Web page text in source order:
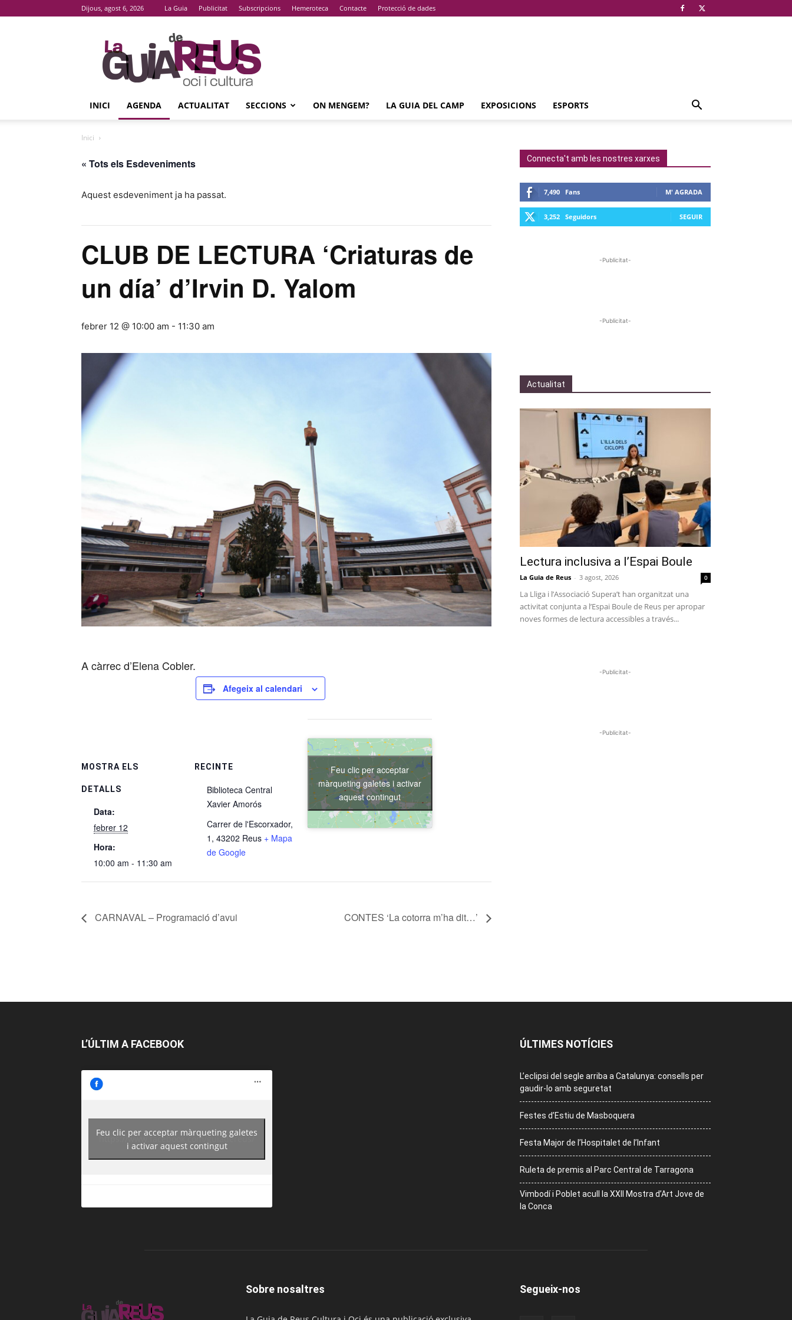
Dijous, agost 6, 2026 La Guia Publicitat Subscripcions Hemeroteca Contacte Protecció de dades
La
Guia
De
Reus
INICI AGENDA ACTUALITAT SECCIONS ON MENGEM? LA GUIA DEL CAMP EXPOSICIONS ESPORTS
Inici
« Tots els Esdeveniments
Aquest esdeveniment ja ha passat.
CLUB DE LECTURA ‘Criaturas de
un día’ d’Irvin D. Yalom
febrer 12 @ 10:00 am - 11:30 am
A càrrec d’Elena Cobler.
Afegeix al calendari
MOSTRA ELS
DETALLS
Data:
febrer 12
Hora:
10:00 am - 11:30 am
RECINTE
Biblioteca Central
Xavier Amorós
Carrer de l'Escorxador,
1, 43202 Reus + Mapa
de Google
Feu clic per acceptar
màrqueting galetes i activar
aquest contingut
CARNAVAL – Programació d’avui CONTES ‘La cotorra m’ha dit…’
Connecta't amb les nostres xarxes
7,490 Fans M' AGRADA
3,252 Seguidors SEGUIR
-Publicitat-
-Publicitat-
Actualitat
Lectura inclusiva a l’Espai Boule
La Guia de Reus - 3 agost, 2026 0
La Lliga i l’Associació Supera’t han organitzat una
activitat conjunta a l’Espai Boule de Reus per apropar
noves formes de lectura accessibles a través...
-Publicitat-
-Publicitat-
L’ÚLTIM A FACEBOOK
https://www.facebook.com/guiadereus/
Feu clic per acceptar màrqueting galetes
i activar aquest contingut
ÚLTIMES NOTÍCIES
L’eclipsi del segle arriba a Catalunya: consells per
gaudir-lo amb seguretat
Festes d’Estiu de Masboquera
Festa Major de l’Hospitalet de l’Infant
Ruleta de premis al Parc Central de Tarragona
Vimbodí i Poblet acull la XXII Mostra d’Art Jove de
la Conca
Sobre nosaltres Segueix-nos